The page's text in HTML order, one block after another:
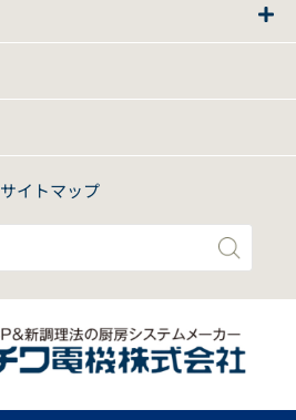
サイトマップ